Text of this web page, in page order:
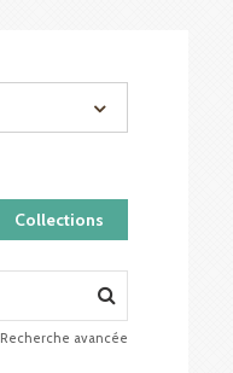
Collections
Recherche avancée